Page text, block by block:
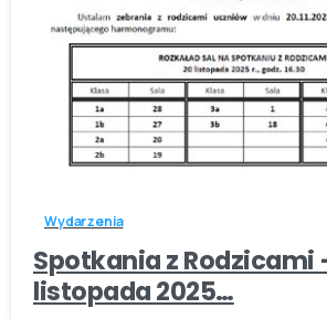
Wydarzenia
Spotkania z Rodzicami
listopada 2025…